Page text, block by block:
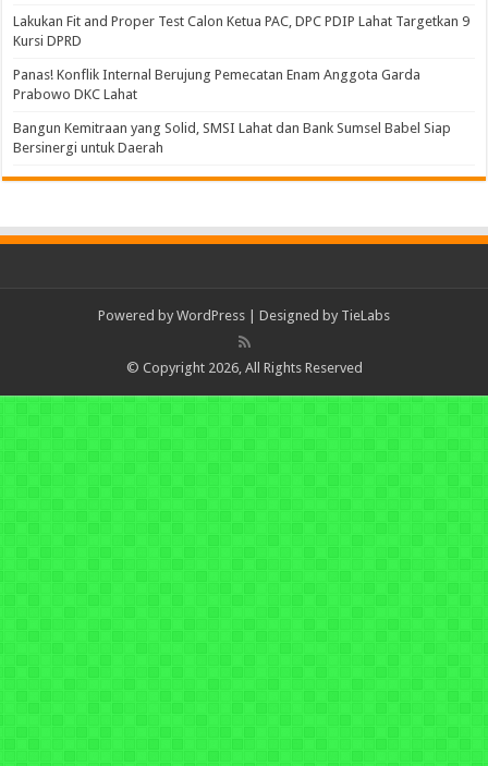
Lakukan Fit and Proper Test Calon Ketua PAC, DPC PDIP Lahat Targetkan 9
Kursi DPRD
Panas! Konflik Internal Berujung Pemecatan Enam Anggota Garda
Prabowo DKC Lahat
Bangun Kemitraan yang Solid, SMSI Lahat dan Bank Sumsel Babel Siap
Bersinergi untuk Daerah
Powered by WordPress | Designed by TieLabs
© Copyright 2026, All Rights Reserved